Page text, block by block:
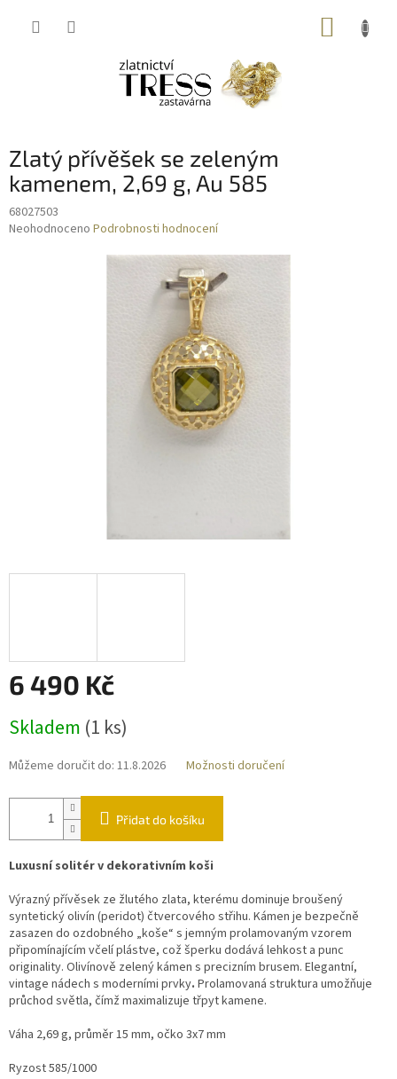
Zlatý přívěšek se zeleným
kamenem, 2,69 g, Au 585
68027503
Průměrné
Neohodnoceno Podrobnosti hodnocení
6 490 Kč
cena:
Skladem (1 ks)
Můžeme doručit do: 11.8.2026 Možnosti doručení
Přidat do košíku
Luxusní solitér v dekorativním koši
Výrazný přívěsek ze žlutého zlata, kterému dominuje broušený
syntetický olivín (peridot) čtvercového střihu. Kámen je bezpečně
zasazen do ozdobného „koše“ s jemným prolamovaným vzorem
připomínajícím včelí plástve, což šperku dodává lehkost a punc
originality. Olivínově zelený kámen s precizním brusem. Elegantní,
vintage nádech s moderními prvky. Prolamovaná struktura umožňuje
průchod světla, čímž maximalizuje třpyt kamene.
Váha 2,69 g, průměr 15 mm, očko 3x7 mm
Ryzost 585/1000